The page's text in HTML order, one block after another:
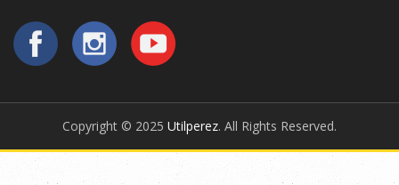
Copyright © 2025 Utilperez. All Rights Reserved.